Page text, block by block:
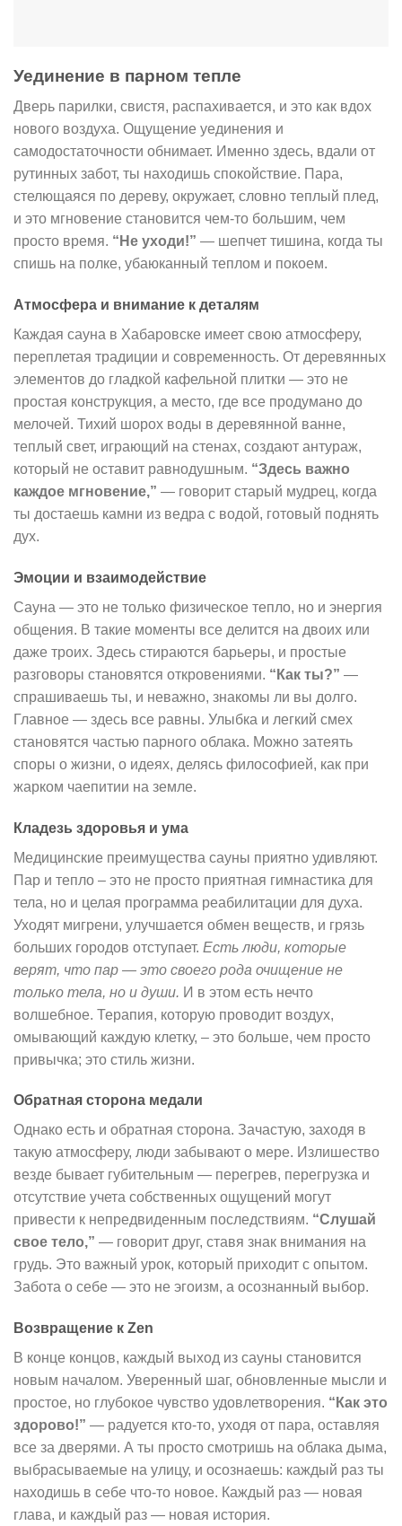
Уединение в парном тепле
Дверь парилки, свистя, распахивается, и это как вдох
нового воздуха. Ощущение уединения и
самодостаточности обнимает. Именно здесь, вдали от
рутинных забот, ты находишь спокойствие. Пара,
стелющаяся по дереву, окружает, словно теплый плед,
и это мгновение становится чем-то большим, чем
просто время. “Не уходи!” — шепчет тишина, когда ты
спишь на полке, убаюканный теплом и покоем.
Атмосфера и внимание к деталям
Каждая сауна в Хабаровске имеет свою атмосферу,
переплетая традиции и современность. От деревянных
элементов до гладкой кафельной плитки — это не
простая конструкция, а место, где все продумано до
мелочей. Тихий шорох воды в деревянной ванне,
теплый свет, играющий на стенах, создают антураж,
который не оставит равнодушным. “Здесь важно
каждое мгновение,” — говорит старый мудрец, когда
ты достаешь камни из ведра с водой, готовый поднять
дух.
Эмоции и взаимодействие
Сауна — это не только физическое тепло, но и энергия
общения. В такие моменты все делится на двоих или
даже троих. Здесь стираются барьеры, и простые
разговоры становятся откровениями. “Как ты?” —
спрашиваешь ты, и неважно, знакомы ли вы долго.
Главное — здесь все равны. Улыбка и легкий смех
становятся частью парного облака. Можно затеять
споры о жизни, о идеях, делясь философией, как при
жарком чаепитии на земле.
Кладезь здоровья и ума
Медицинские преимущества сауны приятно удивляют.
Пар и тепло – это не просто приятная гимнастика для
тела, но и целая программа реабилитации для духа.
Уходят мигрени, улучшается обмен веществ, и грязь
больших городов отступает. Есть люди, которые
верят, что пар — это своего рода очищение не
только тела, но и души. И в этом есть нечто
волшебное. Терапия, которую проводит воздух,
омывающий каждую клетку, – это больше, чем просто
привычка; это стиль жизни.
Обратная сторона медали
Однако есть и обратная сторона. Зачастую, заходя в
такую атмосферу, люди забывают о мере. Излишество
везде бывает губительным — перегрев, перегрузка и
отсутствие учета собственных ощущений могут
привести к непредвиденным последствиям. “Слушай
свое тело,” — говорит друг, ставя знак внимания на
грудь. Это важный урок, который приходит с опытом.
Забота о себе — это не эгоизм, а осознанный выбор.
Возвращение к Zen
В конце концов, каждый выход из сауны становится
новым началом. Уверенный шаг, обновленные мысли и
простое, но глубокое чувство удовлетворения. “Как это
здорово!” — радуется кто-то, уходя от пара, оставляя
все за дверями. А ты просто смотришь на облака дыма,
выбрасываемые на улицу, и осознаешь: каждый раз ты
находишь в себе что-то новое. Каждый раз — новая
глава, и каждый раз — новая история.